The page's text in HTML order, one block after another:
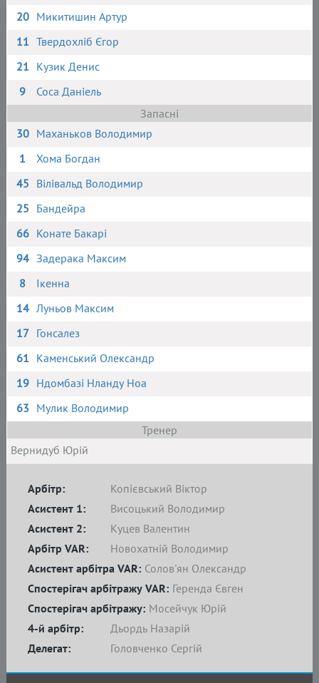
20 Микитишин Артур
11 Твердохліб Єгор
21 Кузик Денис
9
Соса Даніель
Запасні
30 Маханьков Володимир
1
Хома Богдан
45 Вілівальд Володимир
25 Бандейра
66 Конате Бакарі
94 Задерака Максим
8
Ікенна
14 Луньов Максим
17 Гонсалез
61 Каменський Олександр
19 Ндомбазі Нланду Ноа
63 Мулик Володимир
Тренер
Вернидуб Юрій
Арбітр:
Копієвський Віктор
Асистент 1:
Висоцький Володимир
Асистент 2:
Куцев Валентин
4-й арбітр:
Дьордь Назарій
Делегат:
Головченко Сергій
Спостерігач арбітражу: Мосейчук Юрій
Арбітр VAR:
Новохатній Володимир
Асистент арбітра VAR: Солов'ян Олександр
Спостерігач арбітражу VAR: Геренда Євген